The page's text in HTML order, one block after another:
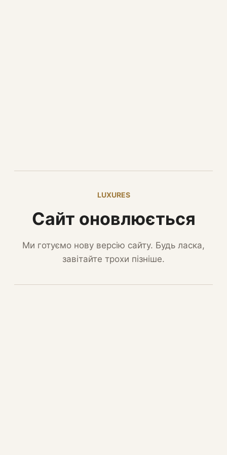
LUXURES
Сайт оновлюється
Ми готуємо нову версію сайту. Будь ласка,
завітайте трохи пізніше.